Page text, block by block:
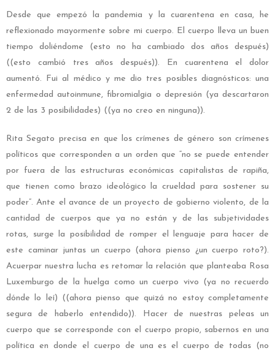
Desde que empezó la pandemia y la cuarentena en casa, he
reflexionado mayormente sobre mi cuerpo. El cuerpo lleva un buen
tiempo doliéndome (esto no ha cambiado dos años después)
((esto cambió tres años después)). En cuarentena el dolor
aumentó. Fui al médico y me dio tres posibles diagnósticos: una
enfermedad autoinmune, fibromialgia o depresión (ya descartaron
2 de las 3 posibilidades) ((ya no creo en ninguna)).
Rita Segato precisa en que los crímenes de género son crímenes
políticos que corresponden a un orden que “no se puede entender
por fuera de las estructuras económicas capitalistas de rapiña,
que tienen como brazo ideológico la crueldad para sostener su
poder”. Ante el avance de un proyecto de gobierno violento, de la
cantidad de cuerpos que ya no están y de las subjetividades
rotas, surge la posibilidad de romper el lenguaje para hacer de
este caminar juntas un cuerpo (ahora pienso ¿un cuerpo roto?).
Acuerpar nuestra lucha es retomar la relación que planteaba Rosa
Luxemburgo de la huelga como un cuerpo vivo (ya no recuerdo
dónde lo leí) ((ahora pienso que quizá no estoy completamente
segura de haberlo entendido)). Hacer de nuestras peleas un
cuerpo que se corresponde con el cuerpo propio, sabernos en una
política en donde el cuerpo de una es el cuerpo de todas (no